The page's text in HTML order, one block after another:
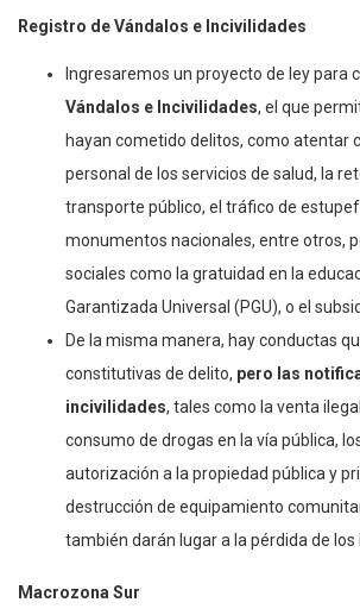
Registro de Vándalos e Incivilidades
Ingresaremos un proyecto de ley para
Vándalos e Incivilidades, el que
hayan cometido delitos, como atentar
personal de los servicios de salud, la
transporte público, el tráfico de
monumentos nacionales, entre otros,
sociales como la gratuidad en la
Garantizada Universal (PGU), o el
De la misma manera, hay conductas
constitutivas de delito, pero las
incivilidades, tales como la venta
consumo de drogas en la vía pública,
autorización a la propiedad pública y
destrucción de equipamiento
también darán lugar a la pérdida de los
Macrozona Sur